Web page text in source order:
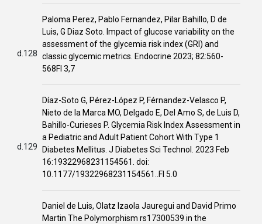
d.128
Paloma Perez, Pablo Fernandez, Pilar Bahillo, D de
Luis, G Diaz Soto. Impact of glucose variability on the
assessment of the glycemia risk index (GRI) and
classic glycemic metrics. Endocrine 2023; 82:560-
568FI 3,7
d.129
Díaz-Soto G, Pérez-López P, Férnandez-Velasco P,
Nieto de la Marca MO, Delgado E, Del Amo S, de Luis D,
Bahillo-Curieses P. Glycemia Risk Index Assessment in
a Pediatric and Adult Patient Cohort With Type 1
Diabetes Mellitus. J Diabetes Sci Technol. 2023 Feb
16:19322968231154561. doi:
10.1177/19322968231154561..FI 5.0
Daniel de Luis, Olatz Izaola Jauregui and David Primo
Martin The Polymorphism rs17300539 in the